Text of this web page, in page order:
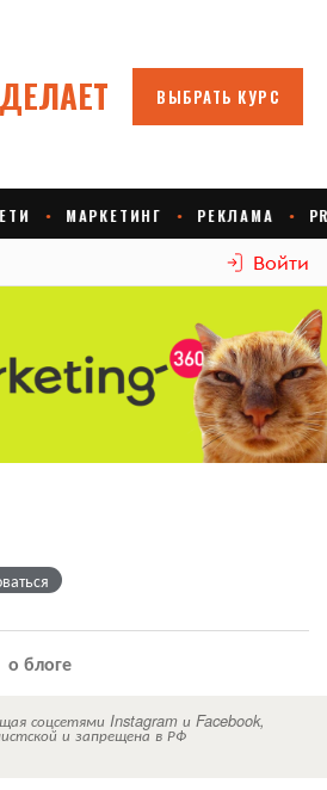
Войти
о блоге
соцсетями Instagram и Facebook,
и запрещена в РФ